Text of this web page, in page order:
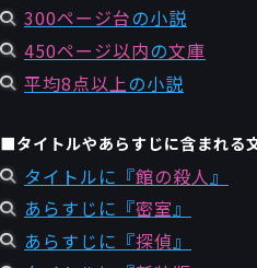
300ページ台の小説
450ページ以内の文庫
平均8点以上の小説
■タイトルやあらすじに含まれる
タイトルに『館の殺人 』
あらすじに『密室』
あらすじに『探偵』